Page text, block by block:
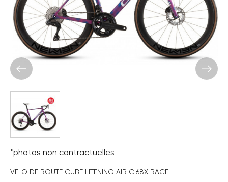
*photos non contractuelles
VELO DE ROUTE CUBE LITENING AIR C:68X RACE